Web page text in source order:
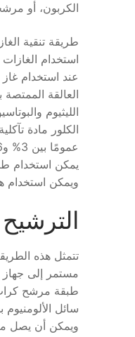
الكربون، أو
طريقة تنقية
استخدام
عند استخدام غاز
العالقة
الليثيوم
الكلور مادة
ويمكن استخدام
تتمثل هذه
مستمر إلى جهاز
طبقة مرشح كرات
ويمكن أن يصل معدل